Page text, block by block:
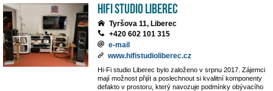
HiFi studio Liberec
Tyršova 11, Liberec
+420 602 101 315
e-mail
www.hifistudioliberec.cz
Hi-Fi studio Liberec bylo založeno v srpnu 2017. Zájemci
mají možnost přijít a poslechnout si kvalitní komponenty
defakto v prostoru, který navozuje podmínky obývacího